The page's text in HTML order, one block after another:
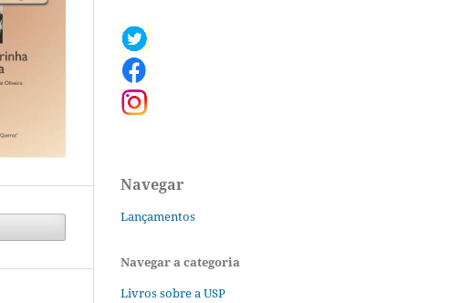
Navegar
Lançamentos
Navegar a categoria
Livros sobre a USP